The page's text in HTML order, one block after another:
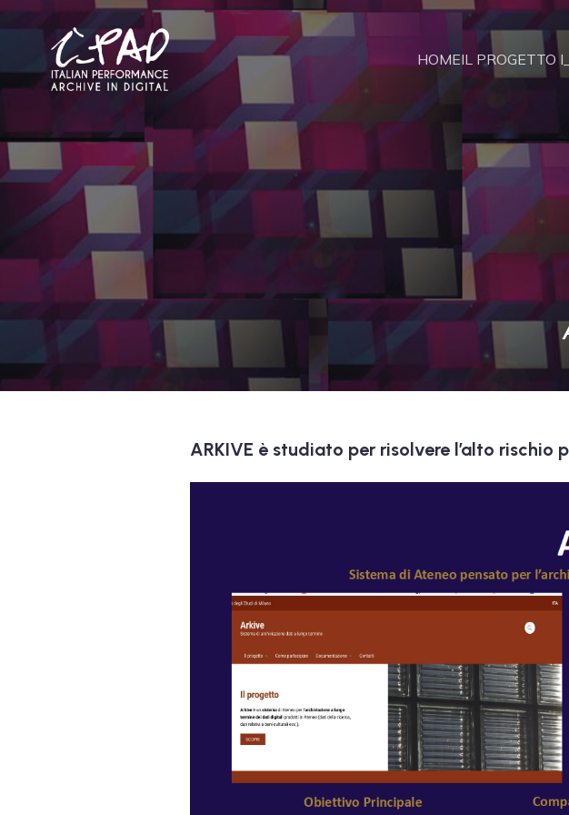
HOMEIL PROGETTO
ARKIVE è studiato per risolvere l’alto